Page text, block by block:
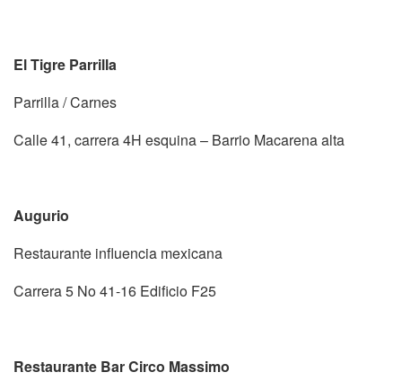
El Tigre Parrilla
Parrilla / Carnes
Calle 41, carrera 4H esquina – Barrio Macarena alta
Augurio
Restaurante influencia mexicana
Carrera 5 No 41-16 Edificio F25
Restaurante Bar Circo Massimo